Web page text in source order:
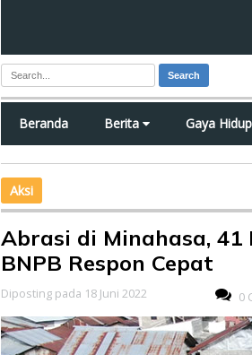
Search
Beranda Berita Gaya Hidup
Aksi
Abrasi di Minahasa,
BNPB Respon Cepat
Diposting pada 18 Juni 2022 0